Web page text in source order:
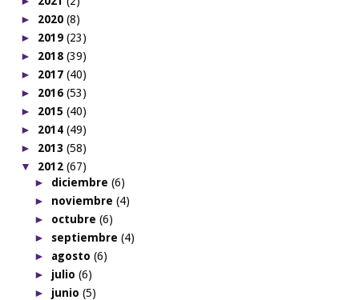
► 2020 (8)
► 2019 (23)
► 2018 (39)
► 2017 (40)
► 2016 (53)
► 2015 (40)
► 2014 (49)
► 2013 (58)
▼ 2012 (67)
► diciembre (6)
► noviembre (4)
► octubre (6)
► septiembre (4)
► agosto (6)
► julio (6)
► junio (5)